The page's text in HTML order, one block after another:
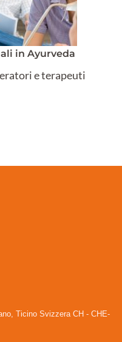
in Ayurveda
e terapeuti
Ticino Svizzera CH - CHE-